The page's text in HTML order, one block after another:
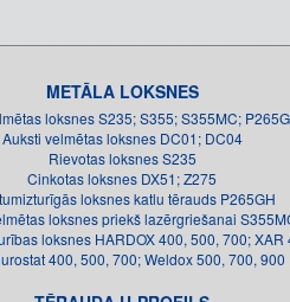
METĀLA LOKSNES
loksnes S235; S355; S355MC;
Auksti velmētas loksnes DC01; DC04
Rievotas loksnes S235
Cinkotas loksnes DX51; Z275
loksnes katlu tērauds P265GH
loksnes priekš lazērgriešanai
loksnes HARDOX 400, 500, 700; XAR
400, 500, 700; Weldox 500, 700, 900